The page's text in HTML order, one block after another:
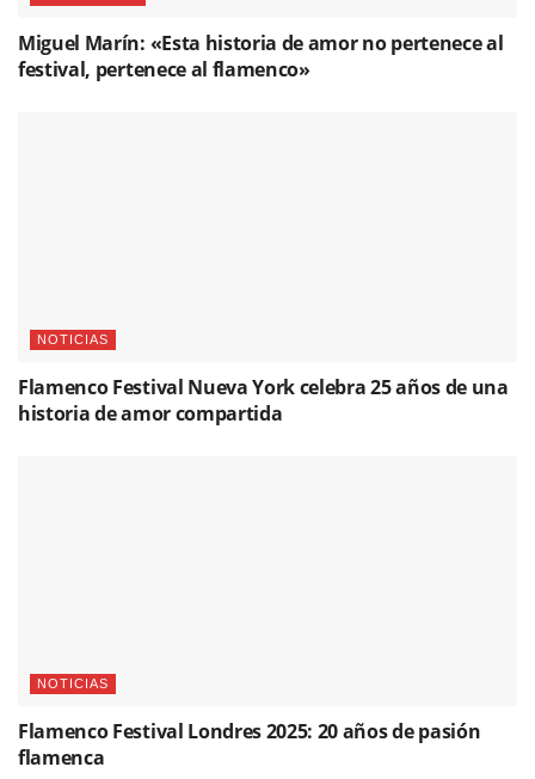
Miguel Marín: «Esta historia de amor no pertenece al
festival, pertenece al flamenco»
NOTICIAS
Flamenco Festival Nueva York celebra 25 años de una
historia de amor compartida
NOTICIAS
Flamenco Festival Londres 2025: 20 años de pasión
flamenca